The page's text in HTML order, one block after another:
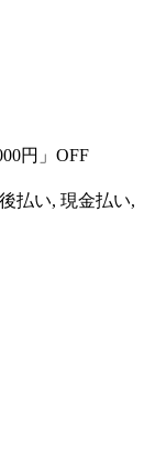
円」OFF
払い, 現金払い,